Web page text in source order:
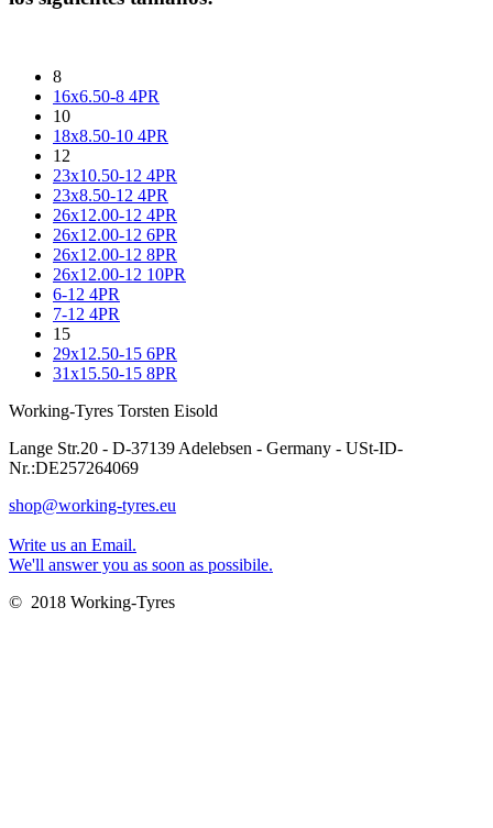
8
16x6.50-8 4PR
10
18x8.50-10 4PR
12
23x10.50-12 4PR
23x8.50-12 4PR
26x12.00-12 4PR
26x12.00-12 6PR
26x12.00-12 8PR
26x12.00-12 10PR
6-12 4PR
7-12 4PR
15
29x12.50-15 6PR
31x15.50-15 8PR
Working-Tyres Torsten Eisold
Lange Str.20 - D-37139 Adelebsen - Germany - USt-ID-
Nr.:DE257264069
shop@working-tyres.eu
Write us an Email.
We'll answer you as soon as possibile.
© 2018 Working-Tyres